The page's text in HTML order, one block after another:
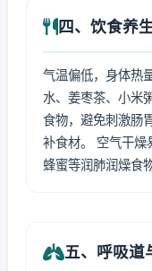
四、饮食养
气温偏低，身体热
水、姜枣茶、小米
食物，避免刺激肠
补食材。 空气干燥
蜂蜜等润肺润燥食
五、呼吸道